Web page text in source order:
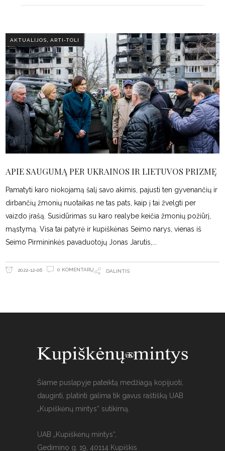
AKTUALIJOS ,ARTI-TOLI
APIE SAUGUMĄ PER UKRAINOS IR LIETUVOS PRIZMĘ
Pamatyti karo niokojamą šalį savo akimis, pajusti ten gyvenančių ir
dirbančių žmonių nuotaikas ne tas pats, kaip į tai žvelgti per
vaizdo įrašą. Susidūrimas su karo realybe keičia žmonių požiūrį,
mąstymą. Visa tai patyrė ir kupiškėnas Seimo narys, vienas iš
Seimo Pirmininkės pavaduotojų Jonas Jarutis,
2022-12-06 0 KOMENTARŲ DALINTIS
Šiame puslapyje pateiktą medžiagą kopijuoti,
dauginti, platinti galima tik gavus raštišką UAB
„Kupiškėnų mintys“ sutikimą.
UAB „Kupiškėnų mintys“,
Gedimino g. 19, 40114 Kupiškis